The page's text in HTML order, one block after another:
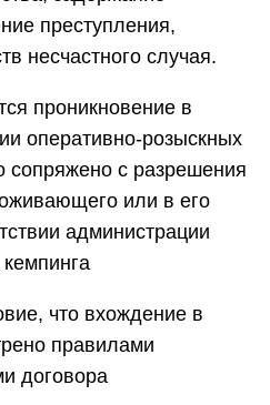
преступления,
несчастного случая.
проникновение в
оперативно-розыскных
сопряжено с разрешения
или в его
администрации
что вхождение в
правилами
договора